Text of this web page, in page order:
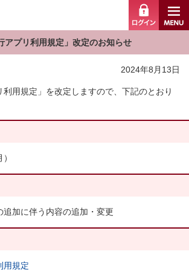
ログイ
アプリ利用規定」改定のお知らせ
2024年8月13日
利用規定」を改定しますので、下記のとおり
追加に伴う内容の追加・変更
用規定